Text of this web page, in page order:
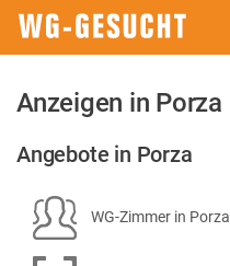
Anzeigen in Porza
Angebote in Porza
WG-Zimmer in Porza